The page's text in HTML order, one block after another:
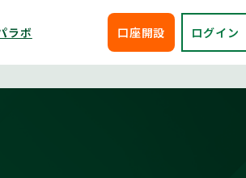
口座開設 ログイン
ラボ